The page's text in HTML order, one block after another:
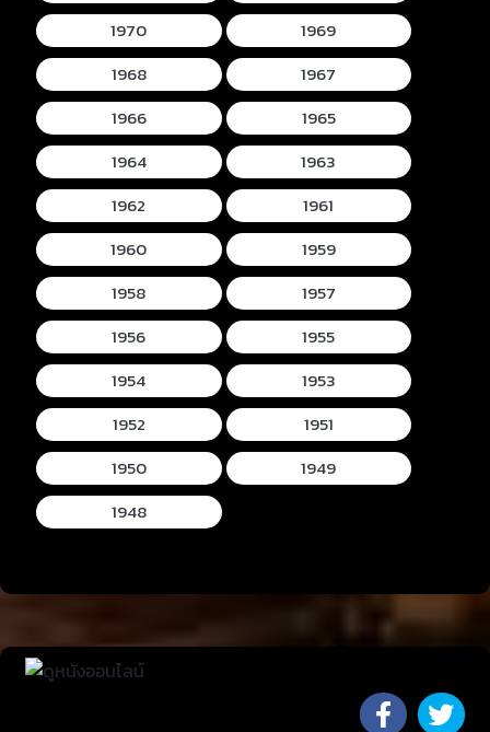
1970
1969
1968
1967
1966
1965
1964
1963
1962
1961
1960
1959
1958
1957
1956
1955
1954
1953
1952
1951
1950
1949
1948